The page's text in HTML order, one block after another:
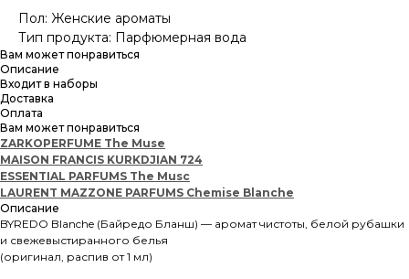
Пол: Женские ароматы
Тип продукта: Парфюмерная вода
Вам может понравиться
Описание
Входит в наборы
Доставка
Оплата
Вам может понравиться
ZARKOPERFUME The Muse
MAISON FRANCIS KURKDJIAN 724
ESSENTIAL PARFUMS The Musc
LAURENT MAZZONE PARFUMS Chemise Blanche
Описание
BYREDO Blanche (Байредо Бланш) — аромат чистоты, белой рубашки
и свежевыстиранного белья
(оригинал, распив от 1 мл)